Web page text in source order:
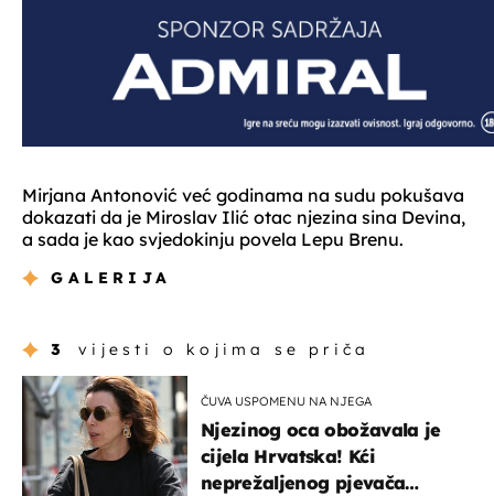
Mirjana Antonović već godinama na sudu pokušava
dokazati da je Miroslav Ilić otac njezina sina Devina,
a sada je kao svjedokinju povela Lepu Brenu.
GALERIJA
3 vijesti o kojima se priča
ČUVA USPOMENU NA NJEGA
Njezinog oca obožavala je
cijela Hrvatska! Kći
neprežaljenog pjevača